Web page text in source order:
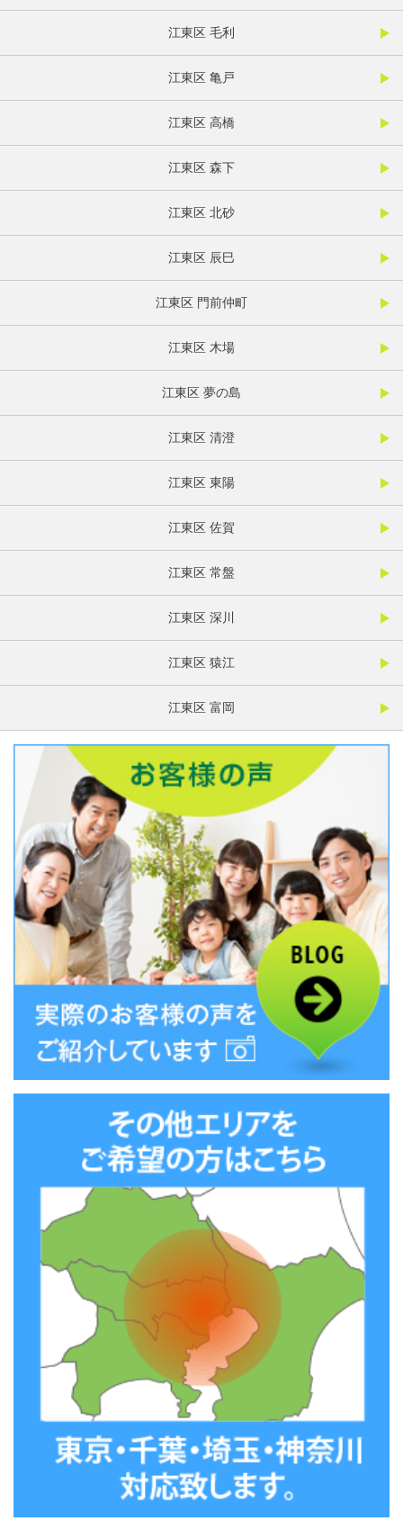
江東区 毛利
江東区 亀戸
江東区 高橋
江東区 森下
江東区 北砂
江東区 辰巳
江東区 門前仲町
江東区 木場
江東区 夢の島
江東区 清澄
江東区 東陽
江東区 佐賀
江東区 常盤
江東区 深川
江東区 猿江
江東区 富岡